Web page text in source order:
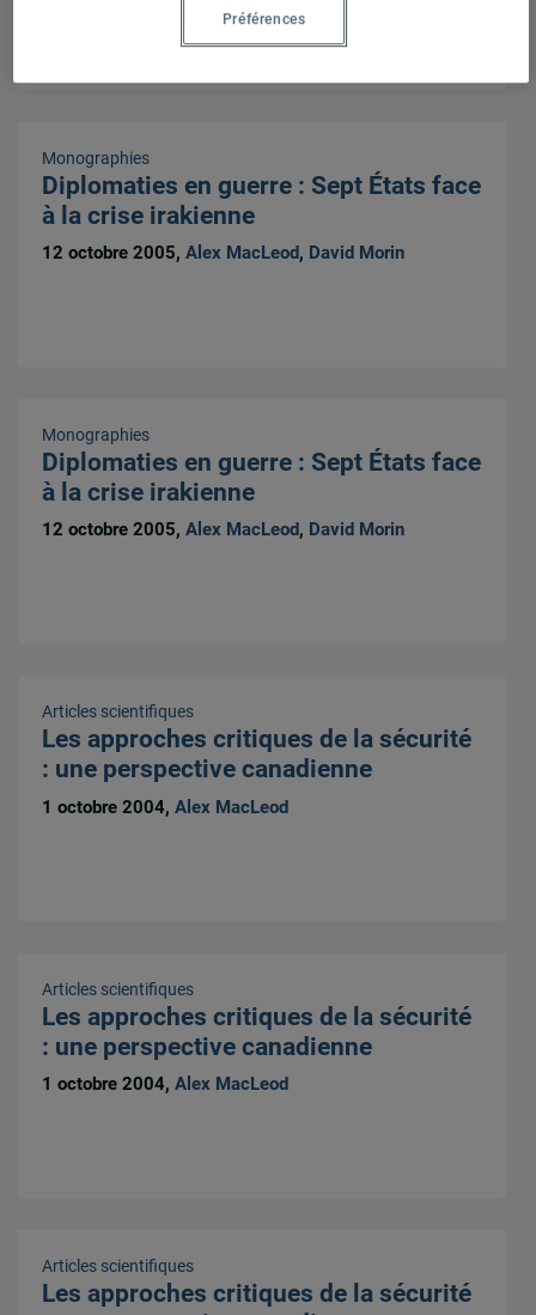
Monographies
Diplomaties en guerre : Sept États face
à la crise irakienne
12 octobre 2005,Alex MacLeod, David Morin
Monographies
Diplomaties en guerre : Sept États face
à la crise irakienne
12 octobre 2005,Alex MacLeod, David Morin
Articles scientifiques
Les approches critiques de la sécurité
: une perspective canadienne
1 octobre 2004,Alex MacLeod
Articles scientifiques
Les approches critiques de la sécurité
: une perspective canadienne
1 octobre 2004,Alex MacLeod
Articles scientifiques
Les approches critiques de la sécurité
Préférences